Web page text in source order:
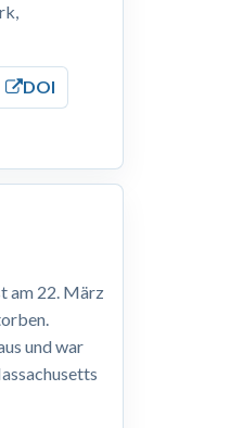
DOI
am 22. März
und war